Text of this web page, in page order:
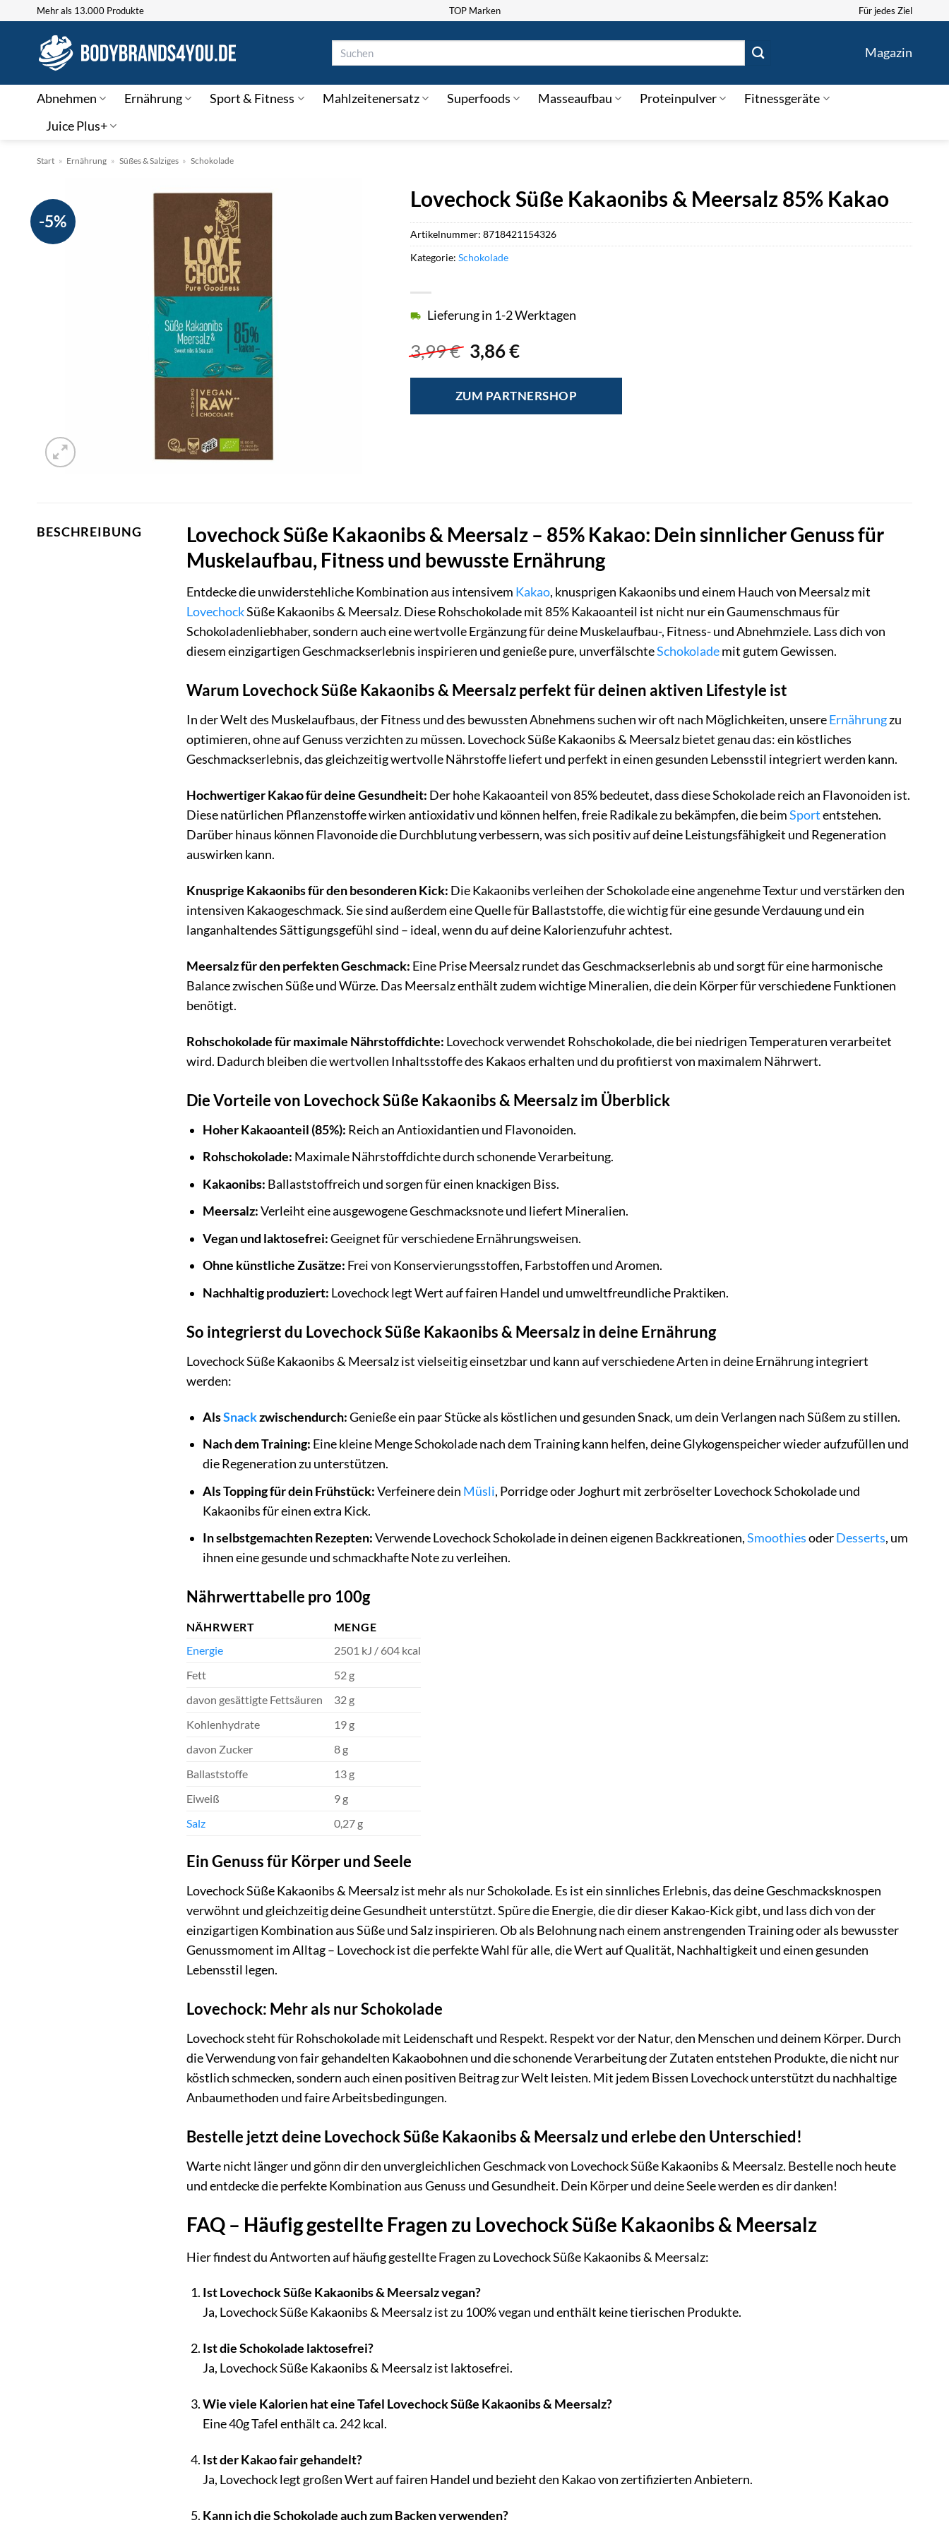
springen
Mehr als 13.000 Produkte TOP Marken Für jedes Ziel
Magazin
Abnehmen Ernährung Sport & Fitness Mahlzeitenersatz Superfoods Masseaufbau Proteinpulver
Fitnessgeräte
Juice Plus+
Start » Ernährung » Süßes & Salziges » Schokolade
-5%
Lovechock Süße Kakaonibs & Meersalz 85% Kakao
3,99€ Ursprünglicher
Preis
war:
3,99 €
3,86€Aktueller
ist:
3,86 €.
Lieferung in 1-2 Werktagen
ZUM PARTNERSHOP
Artikelnummer:8718421154326
Kategorie:Schokolade
BESCHREIBUNG
Lovechock Süße Kakaonibs & Meersalz – 85% Kakao: Dein sinnlicher Genuss für
Muskelaufbau, Fitness und bewusste Ernährung
Entdecke die unwiderstehliche Kombination aus intensivem Kakao, knusprigen Kakaonibs und einem Hauch von Meersalz mit
LovechockSüße Kakaonibs & Meersalz. Diese Rohschokolade mit 85% Kakaoanteil ist nicht nur ein Gaumenschmaus für
Schokoladenliebhaber, sondern auch eine wertvolle Ergänzung für deine Muskelaufbau-, Fitness- und Abnehmziele. Lass dich von
diesem einzigartigen Geschmackserlebnis inspirieren und genieße pure, unverfälschteSchokolademit gutem Gewissen.
Warum Lovechock Süße Kakaonibs & Meersalz perfekt für deinen aktiven Lifestyle ist
In der Welt des Muskelaufbaus, der Fitness und des bewussten Abnehmens suchen wir oft nach Möglichkeiten, unsereErnährungzu
optimieren, ohne auf Genuss verzichten zu müssen. Lovechock Süße Kakaonibs & Meersalz bietet genau das: ein köstliches
Geschmackserlebnis, das gleichzeitig wertvolle Nährstoffe liefert und perfekt in einen gesunden Lebensstil integriert werden kann.
Hochwertiger Kakao für deine Gesundheit: Der hohe Kakaoanteil von 85% bedeutet, dass diese Schokolade reich an Flavonoiden ist.
Diese natürlichen Pflanzenstoffe wirken antioxidativ und können helfen, freie Radikale zu bekämpfen, die beimSportentstehen.
Darüber hinaus können Flavonoide die Durchblutung verbessern, was sich positiv auf deine Leistungsfähigkeit und Regeneration
auswirken kann.
Knusprige Kakaonibs für den besonderen Kick: Die Kakaonibs verleihen der Schokolade eine angenehme Textur und verstärken den
intensiven Kakaogeschmack. Sie sind außerdem eine Quelle für Ballaststoffe, die wichtig für eine gesunde Verdauung und ein
langanhaltendes Sättigungsgefühl sind – ideal, wenn du auf deine Kalorienzufuhr achtest.
Meersalz für den perfekten Geschmack: Eine Prise Meersalz rundet das Geschmackserlebnis ab und sorgt für eine harmonische
Balance zwischen Süße und Würze. Das Meersalz enthält zudem wichtige Mineralien, die dein Körper für verschiedene Funktionen
benötigt.
Rohschokolade für maximale Nährstoffdichte: Lovechock verwendet Rohschokolade, die bei niedrigen Temperaturen verarbeitet
wird. Dadurch bleiben die wertvollen Inhaltsstoffe des Kakaos erhalten und du profitierst von maximalem Nährwert.
Die Vorteile von Lovechock Süße Kakaonibs & Meersalz im Überblick
Hoher Kakaoanteil (85%): Reich an Antioxidantien und Flavonoiden.
Rohschokolade: Maximale Nährstoffdichte durch schonende Verarbeitung.
Kakaonibs: Ballaststoffreich und sorgen für einen knackigen Biss.
Meersalz:Verleiht eine ausgewogene Geschmacksnote und liefert Mineralien.
Vegan und laktosefrei:Geeignet für verschiedene Ernährungsweisen.
Ohne künstliche Zusätze: Frei von Konservierungsstoffen, Farbstoffen und Aromen.
Nachhaltig produziert: Lovechock legt Wert auf fairen Handel und umweltfreundliche Praktiken.
So integrierst du Lovechock Süße Kakaonibs & Meersalz in deine Ernährung
Lovechock Süße Kakaonibs & Meersalz ist vielseitig einsetzbar und kann auf verschiedene Arten in deine Ernährung integriert
werden:
AlsSnackzwischendurch:Genieße ein paar Stücke als köstlichen und gesunden Snack, um dein Verlangen nach Süßem zu stillen.
Nach dem Training: Eine kleine Menge Schokolade nach dem Training kann helfen, deine Glykogenspeicher wieder aufzufüllen und
die Regeneration zu unterstützen.
Als Topping für dein Frühstück:Verfeinere dein Müsli, Porridge oder Joghurt mit zerbröselter Lovechock Schokolade und
Kakaonibs für einen extra Kick.
In selbstgemachten Rezepten:Verwende Lovechock Schokolade in deinen eigenen Backkreationen,SmoothiesoderDesserts, um
ihnen eine gesunde und schmackhafte Note zu verleihen.
Nährwerttabelle pro 100g
NÄHRWERT
MENGE
Energie
2501 kJ / 604 kcal
Fett
52 g
davon gesättigte Fettsäuren
32 g
Kohlenhydrate
19 g
davon Zucker
8 g
Ballaststoffe
13 g
Eiweiß
9 g
Salz
0,27 g
Ein Genuss für Körper und Seele
Lovechock Süße Kakaonibs & Meersalz ist mehr als nur Schokolade. Es ist ein sinnliches Erlebnis, das deine Geschmacksknospen
verwöhnt und gleichzeitig deine Gesundheit unterstützt. Spüre die Energie, die dir dieser Kakao-Kick gibt, und lass dich von der
einzigartigen Kombination aus Süße und Salz inspirieren. Ob als Belohnung nach einem anstrengenden Training oder als bewusster
Genussmoment im Alltag – Lovechock ist die perfekte Wahl für alle, die Wert auf Qualität, Nachhaltigkeit und einen gesunden
Lebensstil legen.
Lovechock: Mehr als nur Schokolade
Lovechock steht für Rohschokolade mit Leidenschaft und Respekt. Respekt vor der Natur, den Menschen und deinem Körper. Durch
die Verwendung von fair gehandelten Kakaobohnen und die schonende Verarbeitung der Zutaten entstehen Produkte, die nicht nur
köstlich schmecken, sondern auch einen positiven Beitrag zur Welt leisten. Mit jedem Bissen Lovechock unterstützt du nachhaltige
Anbaumethoden und faire Arbeitsbedingungen.
Bestelle jetzt deine Lovechock Süße Kakaonibs & Meersalz und erlebe den Unterschied!
Warte nicht länger und gönn dir den unvergleichlichen Geschmack von Lovechock Süße Kakaonibs & Meersalz. Bestelle noch heute
und entdecke die perfekte Kombination aus Genuss und Gesundheit. Dein Körper und deine Seele werden es dir danken!
FAQ – Häufig gestellte Fragen zu Lovechock Süße Kakaonibs & Meersalz
Hier findest du Antworten auf häufig gestellte Fragen zu Lovechock Süße Kakaonibs & Meersalz:
Ist Lovechock Süße Kakaonibs & Meersalz vegan?
Ja, Lovechock Süße Kakaonibs & Meersalz ist zu 100% vegan und enthält keine tierischen Produkte.
Ist die Schokolade laktosefrei?
Ja, Lovechock Süße Kakaonibs & Meersalz ist laktosefrei.
Wie viele Kalorien hat eine Tafel Lovechock Süße Kakaonibs & Meersalz?
Eine 40g Tafel enthält ca. 242 kcal.
Ist der Kakao fair gehandelt?
Ja, Lovechock legt großen Wert auf fairen Handel und bezieht den Kakao von zertifizierten Anbietern.
Kann ich die Schokolade auch zum Backen verwenden?